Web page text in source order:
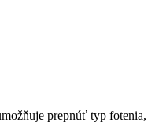
prepnúť typ